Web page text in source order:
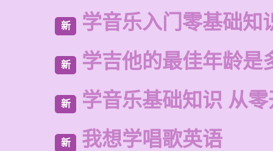
新 学音乐入门零基础知
新 学吉他的最佳年龄是
新 学音乐基础知识 从
新 我想学唱歌英语